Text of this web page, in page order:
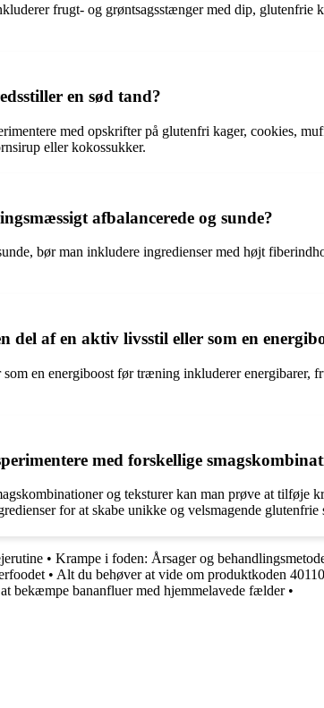
frugt- og grøntsagsstænger med dip, glutenfrie
en sød tand?
med opskrifter på glutenfri kager, cookies,
eller kokossukker.
afbalancerede og sunde?
bør man inkludere ingredienser med højt
del af en aktiv livsstil eller som en
en energiboost før træning inkluderer energibarer,
med forskellige
og teksturer kan man prøve at
for at skabe unikke og velsmagende glutenfrie
• Krampe i foden: Årsager og
• Alt du behøver at vide om produktkoden
bekæmpe bananfluer med hjemmelavede fælder•